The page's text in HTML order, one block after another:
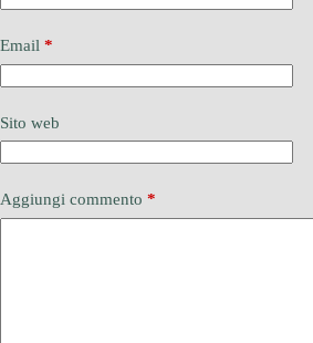
Email *
Sito web
Aggiungi commento *